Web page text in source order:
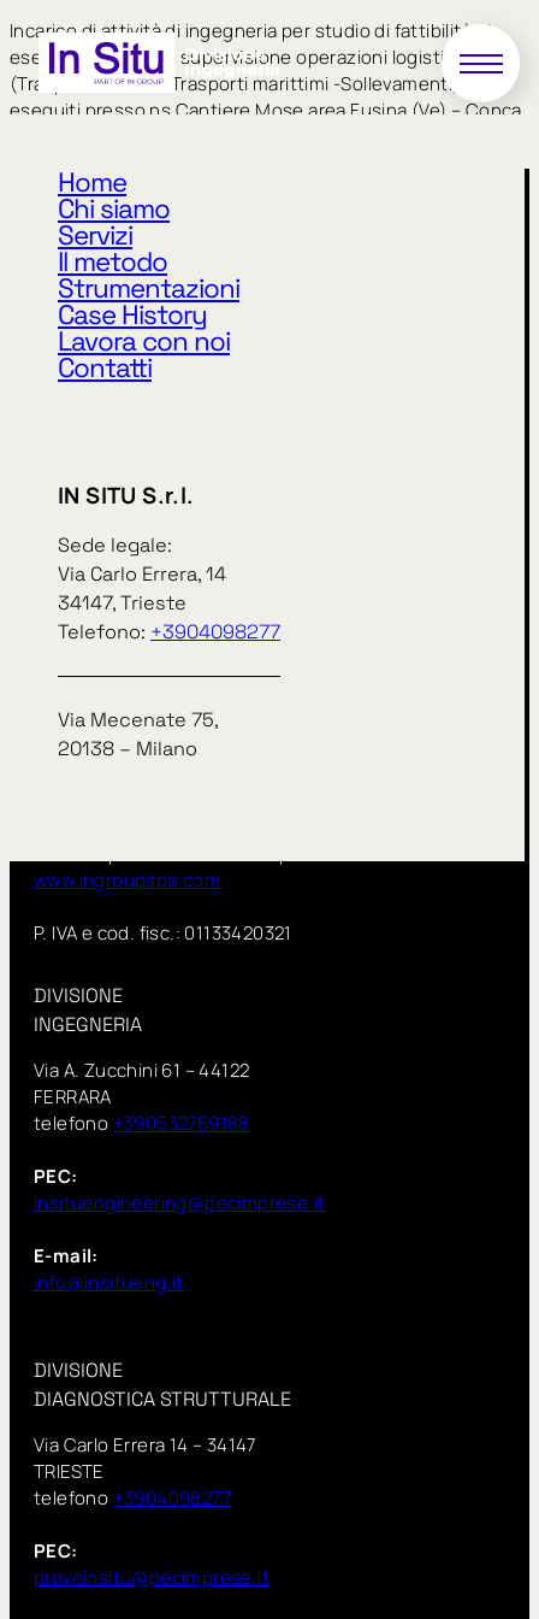
Home
Chi siamo
Servizi
Il metodo
Strumentazioni
Case History
Lavora con noi
Contatti
IN SITU S.r.l.
Sede legale:
Via Carlo Errera, 14
34147, Trieste
Telefono: +3904098277
Via Mecenate 75,
20138 – Milano
Incarico di attività di ingegneria per studio di fattibilità di
esecuzione lavori e supervisione operazioni logistiche
(Trasporti Stradali-Trasporti marittimi -Sollevamenti)
eseguiti presso ns Cantiere Mose area Fusina (Ve) – Conca
Privacy Policy
WHISTLEBLOWING
IN SITU S.r.l.
Sede legale:
Via Carlo Errera, 14
www.ingroupspa.com
P. IVA e cod. fisc.: 01133420321
DIVISIONE
INGEGNERIA
Via A. Zucchini 61 – 44122
FERRARA
telefono +390532769188
PEC:
insituengineering@pecimprese.it
E-mail:
info@insitueng.it
DIVISIONE
DIAGNOSTICA STRUTTURALE
Via Carlo Errera 14 – 34147
TRIESTE
telefono +3904098277
PEC:
proveinsitu@pecimprese.it